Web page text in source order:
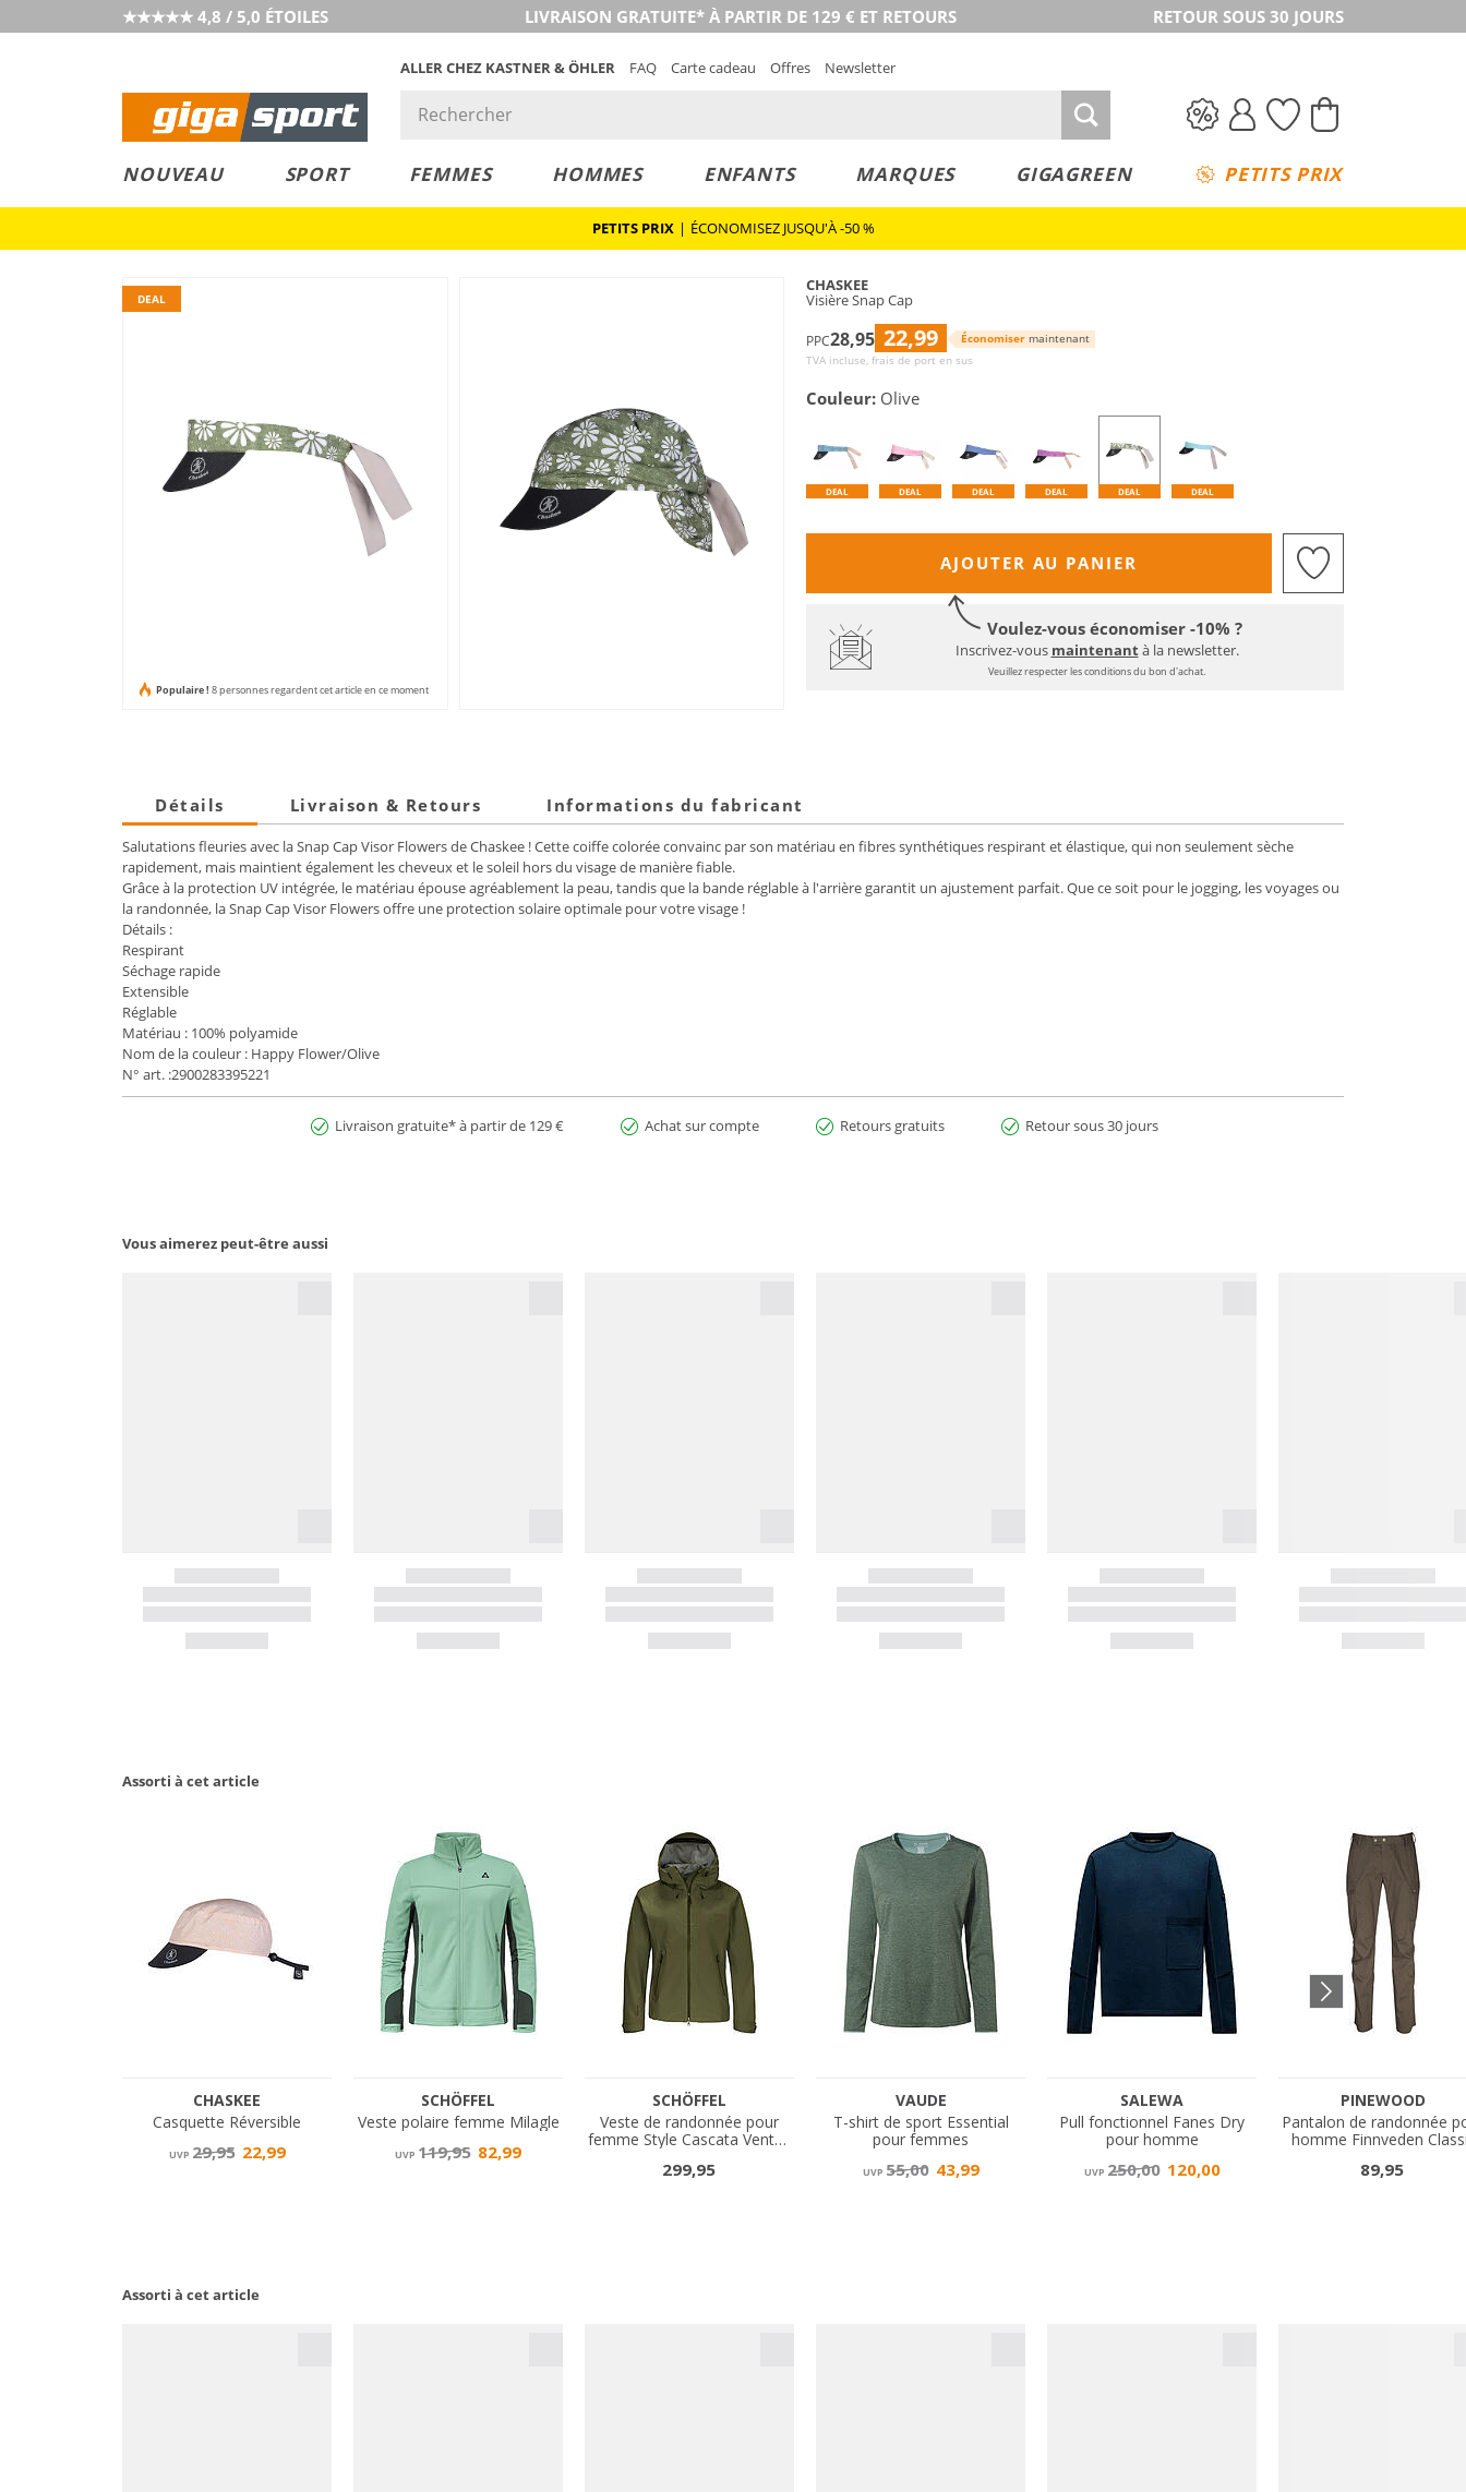
★★★★★ 4,8 / 5,0 ÉTOILES LIVRAISON GRATUITE* À PARTIR DE 129 € ET RETOURS RETOUR SOUS 30 JOURS
ALLER CHEZ KASTNER & ÖHLER FAQ Carte cadeau Offres Newsletter
NOUVEAU SPORT FEMMES HOMMES ENFANTS MARQUES GIGAGREEN PETITS PRIX
PETITS PRIX | ÉCONOMISEZ JUSQU'À -50 %
DEAL
Populaire ! 8 personnes regardent cet article en ce moment
CHASKEE
Visière Snap Cap
PPC28,95 22,99 Économiser maintenant
TVA incluse, frais de port en sus
Couleur: Olive
DEAL DEAL DEAL DEAL DEAL DEAL
AJOUTER AU PANIER
Voulez-vous économiser -10% ?
Inscrivez-vous maintenantà la newsletter.
Veuillez respecter les conditions du bon d'achat.
Détails Livraison & Retours Informations du fabricant
Salutations fleuries avec la Snap Cap Visor Flowers de Chaskee ! Cette coiffe colorée convainc par son matériau en fibres synthétiques respirant et élastique, qui non seulement sèche
rapidement, mais maintient également les cheveux et le soleil hors du visage de manière fiable.
Grâce à la protection UV intégrée, le matériau épouse agréablement la peau, tandis que la bande réglable à l'arrière garantit un ajustement parfait. Que ce soit pour le jogging, les voyages ou
la randonnée, la Snap Cap Visor Flowers offre une protection solaire optimale pour votre visage !
Détails :
Respirant
Séchage rapide
Extensible
Réglable
Matériau : 100% polyamide
Nom de la couleur : Happy Flower/Olive
N° art. :2900283395221
Livraison gratuite* à partir de 129 € Achat sur compte Retours gratuits Retour sous 30 jours
Vous aimerez peut-être aussi
Assorti à cet article
Assorti à cet article